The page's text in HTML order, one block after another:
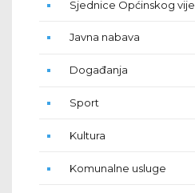
Sjednice Općinskog
Javna nabava
Događanja
Sport
Kultura
Komunalne usluge